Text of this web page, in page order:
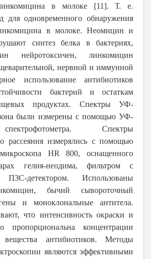
в молоке [11]. Т. е.
для одновременного обнаружения
в молоке. Неомицин и
синтез белка в бактериях,
нейротоксичен, линкомицин
нервной и иммунной
использование антибиотиков
бактерий и остаткам
продуктах. Спектры УФ-
были измерены с помощью УФ-
Спектры
рассеяния измерялись с помощью
HR 800, оснащенного
гелия-неодима, фильтром с
детектором. Использованы
бычий сывороточный
и моноклональные антитела.
что интенсивность окраски и
пропорциональна концентрации
вещества антибиотиков. Методы
являются эффективными